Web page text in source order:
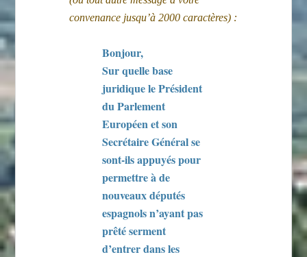
convenance jusqu’à 2000 caractères) :
Bonjour,
Sur quelle base
juridique le Président
du Parlement
Européen et son
Secrétaire Général se
sont-ils appuyés pour
permettre à de
nouveaux députés
espagnols n’ayant pas
prêté serment
d’entrer dans les